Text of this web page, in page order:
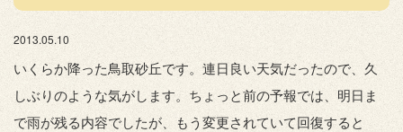
2013.05.10
いくらか降った鳥取砂丘です。連日良い天気だったので、久
しぶりのような気がします。ちょっと前の予報では、明日ま
で雨が残る内容でしたが、もう変更されていて回復すると